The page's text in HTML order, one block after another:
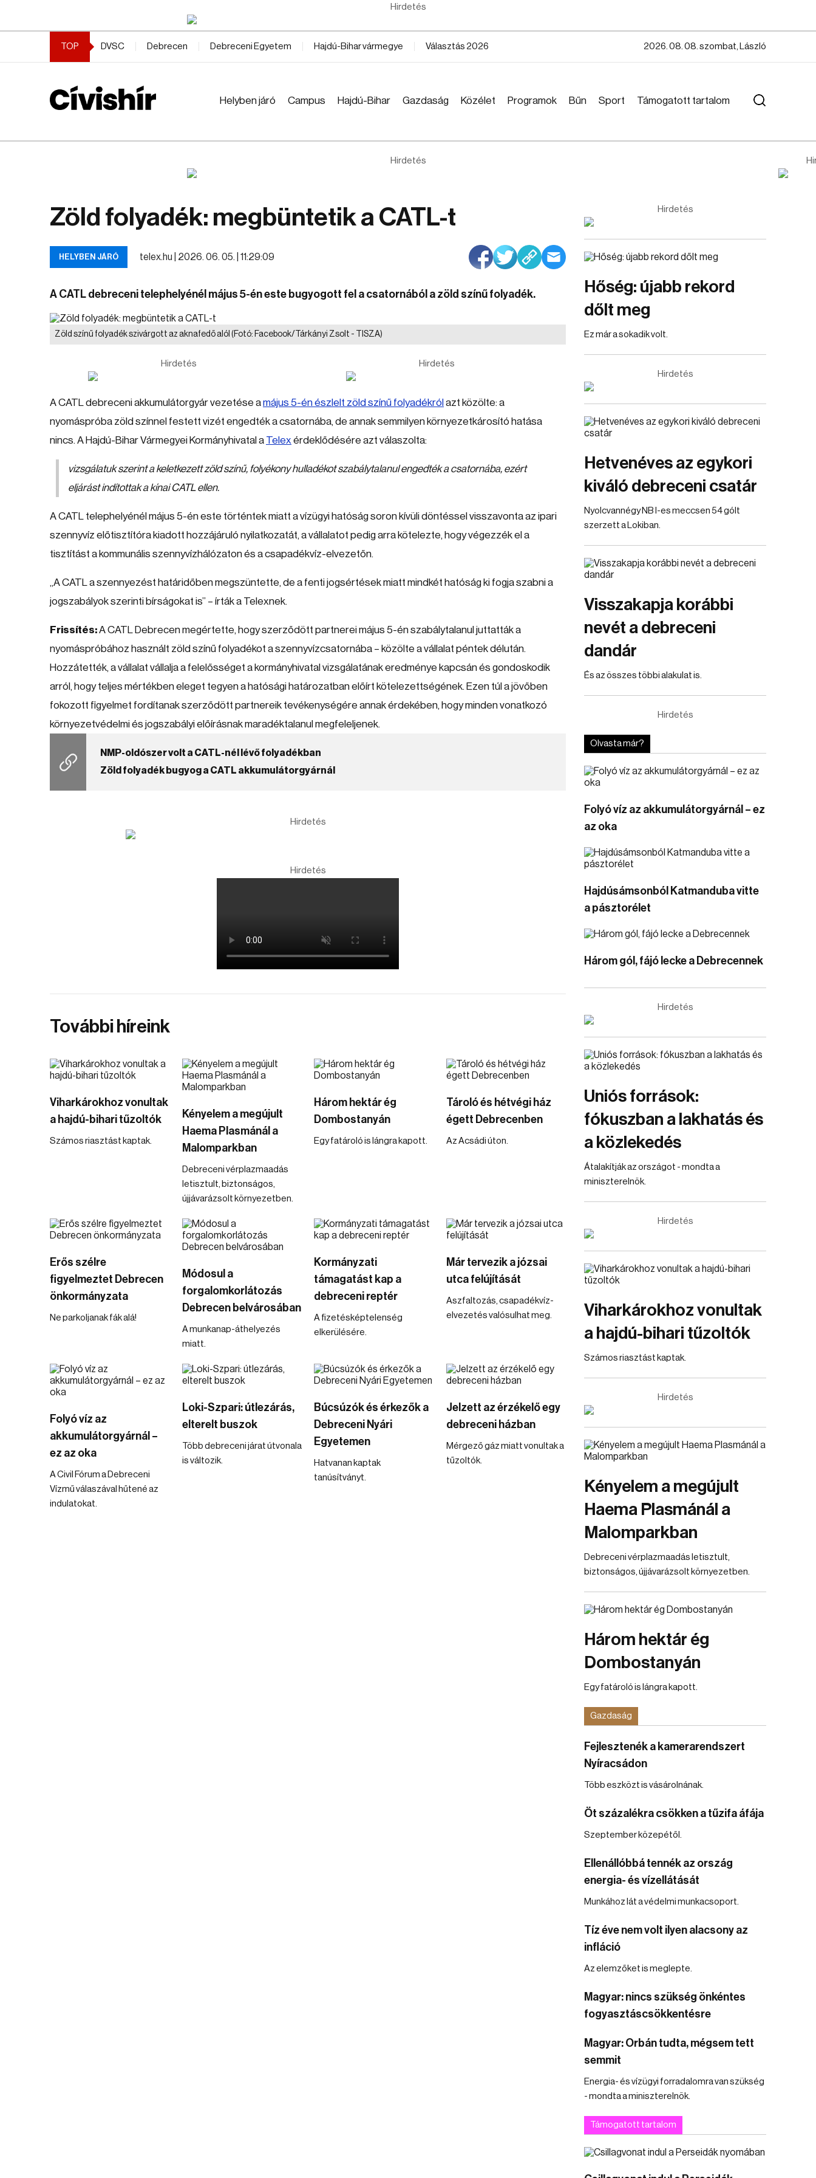
Hirdetés
TOP DVSC Debrecen Debreceni Egyetem Hajdú-Bihar vármegye Választás 2026 2026. 08. 08. szombat, László
Helyben járó Campus Hajdú-Bihar Gazdaság Közélet Programok Bűn Sport Támogatott tartalom
Hirdetés
Zöld folyadék: megbüntetik a CATL-t
HELYBEN JÁRÓ telex.hu | 2026. 06. 05. | 11:29:09
A CATL debreceni telephelyénél május 5-én este bugyogott fel a csatornából a zöld színű folyadék.
Zöld színű folyadék szivárgott az aknafedő alól (Fotó: Facebook/Tárkányi Zsolt - TISZA)
Hirdetés Hirdetés
A CATL debreceni akkumulátorgyár vezetése amájus 5-én észlelt zöld színű folyadékról azt közölte: a
nyomáspróba zöld színnel festett vizét engedték a csatornába, de annak semmilyen környezetkárosító hatása
nincs. A Hajdú-Bihar Vármegyei Kormányhivatal a Telex érdeklődésére azt válaszolta:
vizsgálatuk szerint a keletkezett zöld színű, folyékony hulladékot szabálytalanul engedték a csatornába, ezért
eljárást indítottak a kínai CATL ellen.
A CATL telephelyénél május 5-én este történtek miatt a vízügyi hatóság soron kívüli döntéssel visszavonta az ipari
szennyvíz előtisztítóra kiadott hozzájáruló nyilatkozatát, a vállalatot pedig arra kötelezte, hogy végezzék el a
tisztítást a kommunális szennyvízhálózaton és a csapadékvíz-elvezetőn.
„A CATL a szennyezést határidőben megszüntette, de a fenti jogsértések miatt mindkét hatóság ki fogja szabni a
jogszabályok szerinti bírságokat is” – írták a Telexnek.
Frissítés:A CATL Debrecen megértette, hogy szerződött partnerei május 5-én szabálytalanul juttatták a
nyomáspróbához használt zöld színű folyadékot a szennyvízcsatornába – közölte a vállalat péntek délután.
Hozzátették, a vállalat vállalja a felelősséget a kormányhivatal vizsgálatának eredménye kapcsán és gondoskodik
arról, hogy teljes mértékben eleget tegyen a hatósági határozatban előírt kötelezettségének. Ezen túl a jövőben
fokozott figyelmet fordítanak szerződött partnereik tevékenységére annak érdekében, hogy minden vonatkozó
környezetvédelmi és jogszabályi előírásnak maradéktalanul megfeleljenek.
NMP-oldószer volt a CATL-nél lévő folyadékban
Zöld folyadék bugyog a CATL akkumulátorgyárnál
Hirdetés
Hirdetés
További híreink
Viharkárokhoz vonultak
a hajdú-bihari tűzoltók
Számos riasztást kaptak.
Kényelem a megújult
Haema Plasmánál a
Malomparkban
Debreceni vérplazmaadás
letisztult, biztonságos,
újjávarázsolt környezetben.
Három hektár ég
Dombostanyán
Egy fatároló is lángra kapott.
Tároló és hétvégi ház
égett Debrecenben
Az Acsádi úton.
Erős szélre
figyelmeztet Debrecen
önkormányzata
Ne parkoljanak fák alá!
Módosul a
forgalomkorlátozás
Debrecen belvárosában
A munkanap-áthelyezés
miatt.
Kormányzati
támagatást kap a
debreceni reptér
A fizetésképtelenség
elkerülésére.
Már tervezik a józsai
utca felújítását
Aszfaltozás, csapadékvíz-
elvezetés valósulhat meg.
Folyó víz az
akkumulátorgyárnál –
ez az oka
A Civil Fórum a Debreceni
Vízmű válaszával hűtené az
indulatokat.
Loki-Szpari: útlezárás,
elterelt buszok
Több debreceni járat útvonala
is változik.
Búcsúzók és érkezők a
Debreceni Nyári
Egyetemen
Hatvanan kaptak
tanúsítványt.
Jelzett az érzékelő egy
debreceni házban
Mérgező gáz miatt vonultak a
tűzoltók.
Hirdetés
Hőség: újabb rekord
dőlt meg
Ez már a sokadik volt.
Hirdetés
Hetvenéves az egykori
kiváló debreceni csatár
Nyolcvannégy NB I-es meccsen 54 gólt
szerzett a Lokiban.
Visszakapja korábbi
nevét a debreceni
dandár
És az összes többi alakulat is.
Hirdetés
Olvasta már?
Folyó víz az akkumulátorgyárnál – ez
az oka
Hajdúsámsonból Katmanduba vitte
a pásztorélet
Három gól, fájó lecke a Debrecennek
Hirdetés
Uniós források:
fókuszban a lakhatás és
a közlekedés
Átalakítják az országot - mondta a
miniszterelnök.
Hirdetés
Viharkárokhoz vonultak
a hajdú-bihari tűzoltók
Számos riasztást kaptak.
Hirdetés
Kényelem a megújult
Haema Plasmánál a
Malomparkban
Debreceni vérplazmaadás letisztult,
biztonságos, újjávarázsolt környezetben.
Három hektár ég
Dombostanyán
Egy fatároló is lángra kapott.
Gazdaság
Fejlesztenék a kamerarendszert
Nyíracsádon
Több eszközt is vásárolnának.
Öt százalékra csökken a tűzifa áfája
Szeptember közepétől.
Ellenállóbbá tennék az ország
energia- és vízellátását
Munkához lát a védelmi munkacsoport.
Tíz éve nem volt ilyen alacsony az
infláció
Az elemzőket is meglepte.
Magyar: nincs szükség önkéntes
fogyasztáscsökkentésre
Magyar: Orbán tudta, mégsem tett
semmit
Energia- és vízügyi forradalomra van szükség
- mondta a miniszterelnök.
Támogatott tartalom